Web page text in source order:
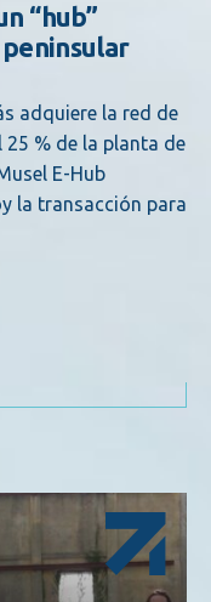
“hub”
adquiere la red de
25 % de la planta de
E-Hub
la transacción para